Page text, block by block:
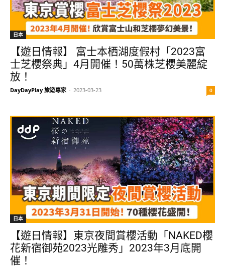
日本
【遊日情報】 富士本栖湖度假村「2023富
士芝櫻祭典」4月開催！50萬株芝櫻美麗綻
放！
DayDayPlay 旅遊專家 - 2023-03-23 0
日本
【遊日情報】東京夜間賞櫻活動「NAKED櫻
花新宿御苑2023光雕秀」2023年3月底開
催！